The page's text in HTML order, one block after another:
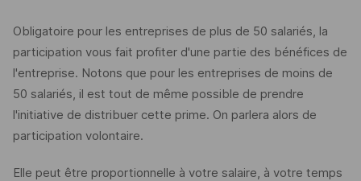
Obligatoire pour les entreprises de plus de 50 salariés, la
participation vous fait profiter d'une partie des bénéfices de
l'entreprise. Notons que pour les entreprises de moins de
50 salariés, il est tout de même possible de prendre
l'initiative de distribuer cette prime. On parlera alors de
participation volontaire.
Elle peut être proportionnelle à votre salaire, à votre temps